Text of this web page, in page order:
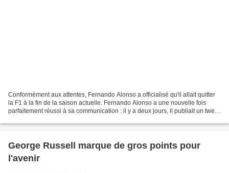
Conformément aux attentes, Fernando Alonso a officialisé qu'il allait quitter
la F1 à la fin de la saison actuelle. Fernando Alonso a une nouvelle fois
parfaitement réussi à sa communication : il y a deux jours, il publiait un tweet
George Russell marque de gros points pour
l'avenir